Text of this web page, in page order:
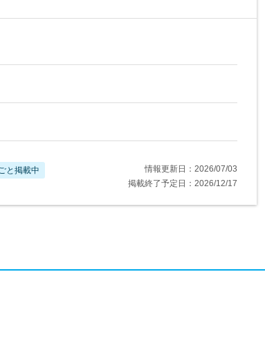
と掲載中
情報更新日：2026/07/03
掲載終了予定日：2026/12/17